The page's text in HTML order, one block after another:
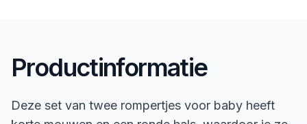
Productinformatie
Deze set van twee rompertjes voor baby heeft